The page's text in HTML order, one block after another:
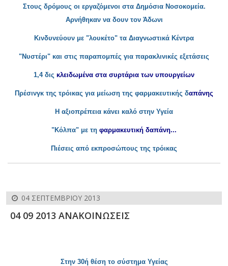
Στους δρόμους οι εργαζόμενοι στα Δημόσια Νοσοκομεία.
Αρνήθηκαν να δουν τον Άδωνι
Κινδυνεύουν με "λουκέτο" τα Διαγνωστικά Κέντρα
"Νυστέρι" και στις παραπομπές για παρακλινικές εξετάσεις
1,4 δις κλειδωμένα στα συρτάρια των υπουργείων
Πρέσινγκ της τρόικας για μείωση της φαρμακευτικής δαπάνης
Η αξιοπρέπεια κάνει καλό στην Υγεία
"Κόλπα" με τη φαρμακευτική δαπάνη...
Πιέσεις από εκπροσώπους της τρόικας
04 ΣΕΠΤΕΜΒΡΊΟΥ 2013
04 09 2013 ΑΝΑΚΟΙΝΩΣΕΙΣ
Στην 30ή θέση το σύστημα Υγείας